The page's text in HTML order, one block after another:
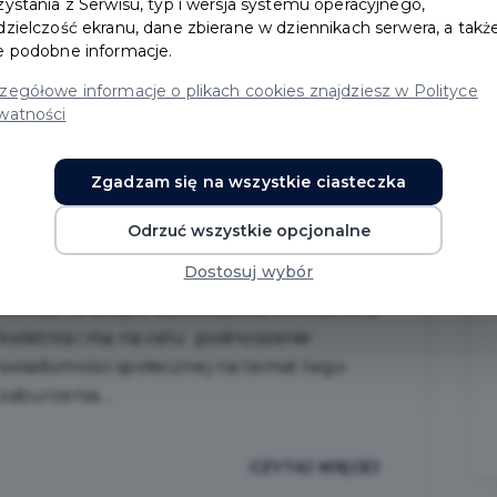
#ŚWIĘTO
#ZDROWIE
#ILUMINACJE
Dzień Świadomości Autyzmu
World Autism Awareness Day,
społecznej na temat tego
CZYTAJ WIĘCEJ
z Serwisu, typ i wersja systemu operacyjnego,
ekranu, dane zbierane w dziennikach serwera, a
podobne informacje.
informacje o plikach cookies znajdziesz w Polityce
Zgadzam się na wszystkie ciasteczka
Odrzuć wszystkie opcjonalne
Dostosuj wybór